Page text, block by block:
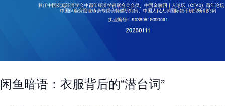
闲鱼暗语：衣服背后的“潜台词”